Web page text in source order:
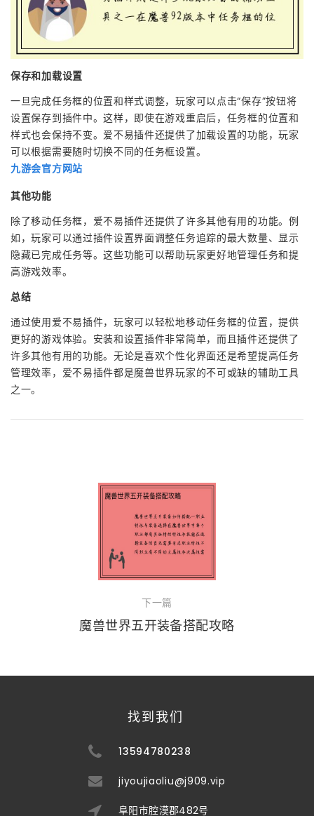
保存和加载设置
一旦完成任务框的位置和样式调整，玩家可以点击“保存”按钮将
设置保存到插件中。这样，即使在游戏重启后，任务框的位置和
样式也会保持不变。爱不易插件还提供了加载设置的功能，玩家
可以根据需要随时切换不同的任务框设置。
九游会官方网站
其他功能
除了移动任务框，爱不易插件还提供了许多其他有用的功能。例
如，玩家可以通过插件设置界面调整任务追踪的最大数量、显示
隐藏已完成任务等。这些功能可以帮助玩家更好地管理任务和提
高游戏效率。
总结
通过使用爱不易插件，玩家可以轻松地移动任务框的位置，提供
更好的游戏体验。安装和设置插件非常简单，而且插件还提供了
许多其他有用的功能。无论是喜欢个性化界面还是希望提高任务
管理效率，爱不易插件都是魔兽世界玩家的不可或缺的辅助工具
之一。
下一篇
魔兽世界五开装备搭配攻略
找到我们
13594780238
jiyoujiaoliu@j909.vip
阜阳市腔漠郡482号